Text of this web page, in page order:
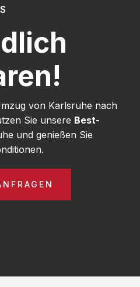
von Karlsruhe nach
Sie unsere Best-
und genießen Sie